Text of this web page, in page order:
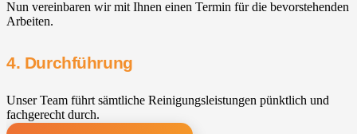
Nun vereinbaren wir mit Ihnen einen Termin für die bevorstehenden
Arbeiten.
4. Durchführung
Unser Team führt sämtliche Reinigungsleistungen pünktlich und
fachgerecht durch.